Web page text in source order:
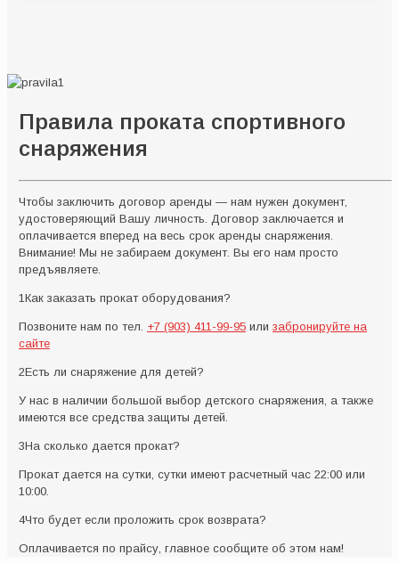
Правила проката спортивного
снаряжения
Чтобы заключить договор аренды — нам нужен документ,
удостоверяющий Вашу личность. Договор заключается и
оплачивается вперед на весь срок аренды снаряжения.
Внимание! Мы не забираем документ. Вы его нам просто
предъявляете.
1Как заказать прокат оборудования?
Позвоните нам по тел. +7 (903) 411-99-95или забронируйте на
сайте
2Есть ли снаряжение для детей?
У нас в наличии большой выбор детского снаряжения, а также
имеются все средства защиты детей.
3На сколько дается прокат?
Прокат дается на сутки, сутки имеют расчетный час 22:00 или
10:00.
4Что будет если проложить срок возврата?
Оплачивается по прайсу, главное сообщите об этом нам!